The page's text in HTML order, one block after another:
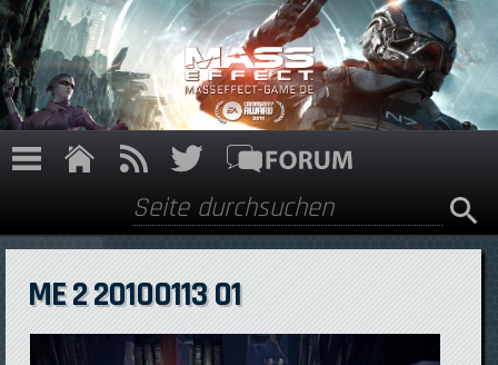
Direkt zum Inhalt
Suchformular
Suche
ME 2 20100113 01